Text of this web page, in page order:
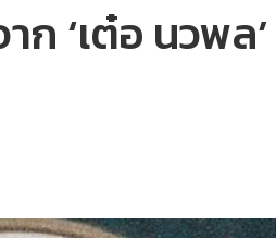
ก ‘เต๋อ นวพล’